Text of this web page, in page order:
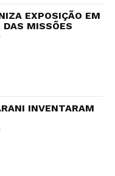
EXPOSIÇÃO EM
MISSÕES
INVENTARAM